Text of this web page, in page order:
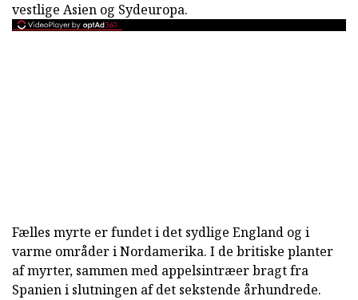
vestlige Asien og Sydeuropa.
Fælles myrte er fundet i det sydlige England og i
varme områder i Nordamerika. I de britiske planter
af myrter, sammen med appelsintræer bragt fra
Spanien i slutningen af det sekstende århundrede.